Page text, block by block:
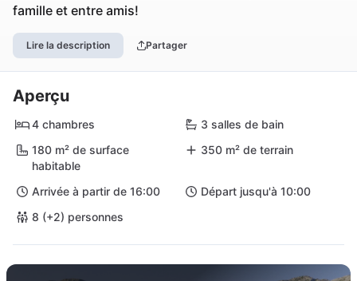
famille et entre amis!
Lire la description Partager
Aperçu
4 chambres
3 salles de bain
180 m² de surface
habitable
350 m² de terrain
Arrivée à partir de 16:00
Départ jusqu'à 10:00
8 (+2) personnes